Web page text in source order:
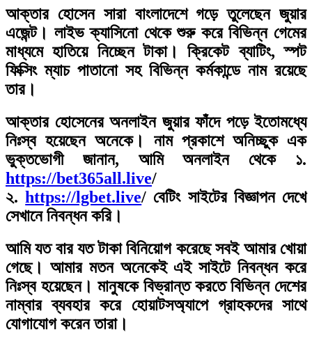
আক্তার হোসেন সারা বাংলাদেশে গড়ে তুলেছেন জুয়ার
এজেন্ট। লাইভ ক্যাসিনো থেকে শুরু করে বিভিন্ন গেমের
মাধ্যমে হাতিয়ে নিচ্ছেন টাকা। ক্রিকেট ব্যাটিং, স্পট
ফিক্সিং ম্যাচ পাতানো সহ বিভিন্ন কর্মকান্ডে নাম রয়েছে
তার।
আক্তার হোসেনের অনলাইন জুয়ার ফাঁদে পড়ে ইতোমধ্যে
নিঃস্ব হয়েছেন অনেকে। নাম প্রকাশে অনিচ্ছুক এক
ভুক্তভোগী জানান, আমি অনলাইন থেকে ১.
https://bet365all.live/
২.https://lgbet.live/ বেটিং সাইটের বিজ্ঞাপন দেখে
সেখানে নিবন্ধন করি।
আমি যত বার যত টাকা বিনিয়োগ করেছে সবই আমার খোয়া
গেছে। আমার মতন অনেকেই এই সাইটে নিবন্ধন করে
নিঃস্ব হয়েছেন। মানুষকে বিভ্রান্ত করতে বিভিন্ন দেশের
নাম্বার ব্যবহার করে হোয়াটসঅ্যাপে গ্রাহকদের সাথে
যোগাযোগ করেন তারা।